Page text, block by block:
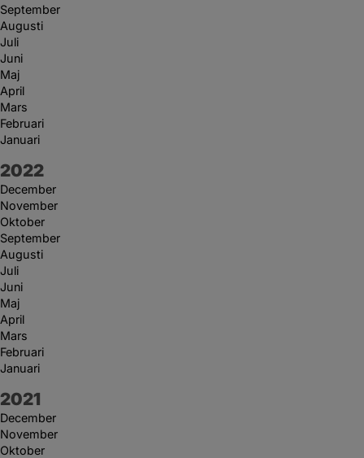
September
Augusti
Juli
Juni
Maj
April
Mars
Februari
Januari
År:
2022
December
November
Oktober
September
Augusti
Juli
Juni
Maj
April
Mars
Februari
Januari
År:
2021
December
November
Oktober